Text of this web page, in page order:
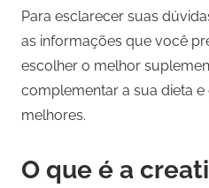
Para esclarecer suas
as informações que você
escolher o melhor
complementar a sua dieta
melhores.
O que é a